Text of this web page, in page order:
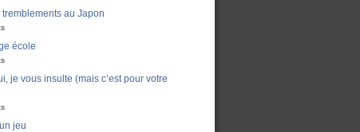
tremblements au Japon
école
je vous insulte (mais c’est pour votre
jeu